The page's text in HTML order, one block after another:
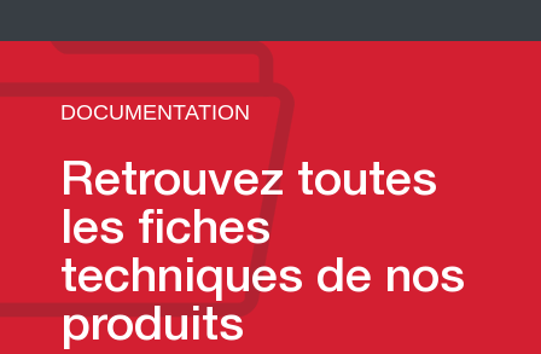
DOCUMENTATION
Retrouvez toutes
les fiches
techniques de nos
produits